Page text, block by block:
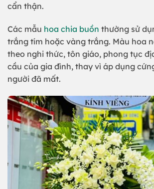
cẩn thận.
Các mẫu hoa chia buồn thường sử
trắng tím hoặc vàng trắng. Màu hoa
theo nghi thức, tôn giáo, phong tục
cầu của gia đình, thay vì áp dụng
người đã mất.